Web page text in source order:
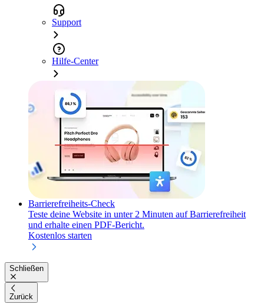
Support
Hilfe-Center
Barrierefreiheits-Check
Teste deine Website in unter 2 Minuten auf Barrierefreiheit
und erhalte einen PDF-Bericht.
Kostenlos starten
Schließen
Zurück